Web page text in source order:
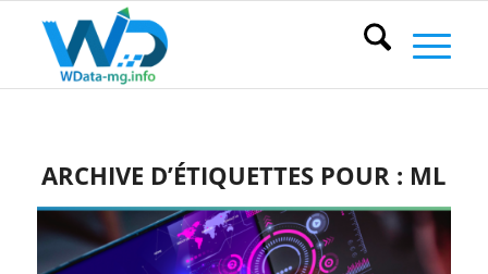
ARCHIVE D’ÉTIQUETTES POUR : ML